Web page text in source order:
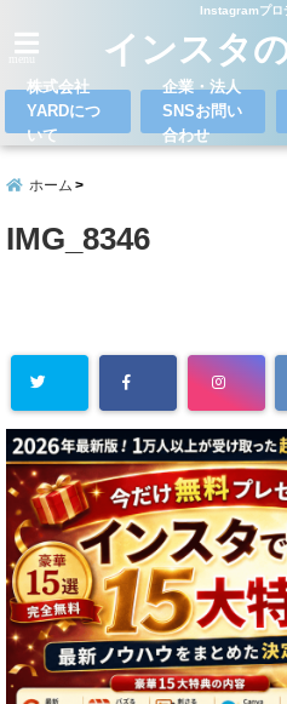
Instagramプロ
インスタ
株式会社
YARDにつ
いて
企業・法人
SNSお問い
合わせ
ホーム
IMG_8346